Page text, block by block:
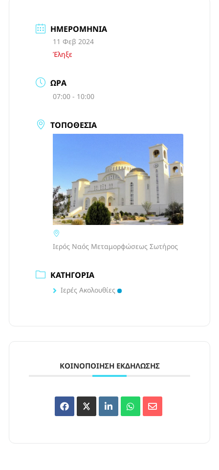
ΗΜΕΡΟΜΗΝΊΑ
11 Φεβ 2024
Έληξε
ΏΡΑ
07:00 - 10:00
ΤΟΠΟΘΕΣΊΑ
Ιερός Ναός Μεταμορφώσεως Σωτήρος
ΚΑΤΗΓΟΡΊΑ
Ιερές Ακολουθίες
ΚΟΙΝΟΠΟΊΗΣΗ ΕΚΔΉΛΩΣΗΣ